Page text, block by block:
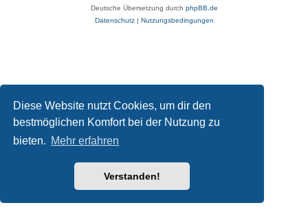
Diese Website nutzt Cookies, um dir den
bestmöglichen Komfort bei der Nutzung zu
bieten. Mehr erfahren
Verstanden!
Deutsche Übersetzung durch phpBB.de
Datenschutz| Nutzungsbedingungen